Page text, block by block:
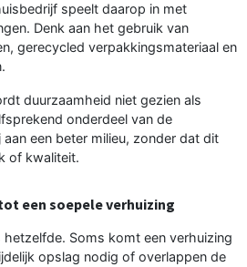
speelt daarop in met
Denk aan het gebruik van
gerecycled verpakkingsmateriaal en
duurzaamheid niet gezien als
onderdeel van de
een beter milieu, zonder dat dit
of kwaliteit.
een soepele verhuizing
hetzelfde. Soms komt een verhuizing
opslag nodig of overlappen de